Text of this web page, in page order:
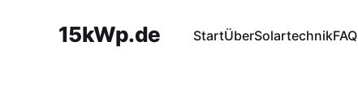
15kWp.de StartÜberSolartechnikFAQ